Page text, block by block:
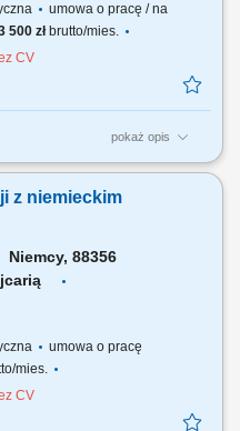
umowa o pracę / na
500 złbrutto/mies.
CV
pokaż opis
mat wegetacyjnych na
z niemieckim
Niemcy, 88356
umowa o pracę
mies.
CV